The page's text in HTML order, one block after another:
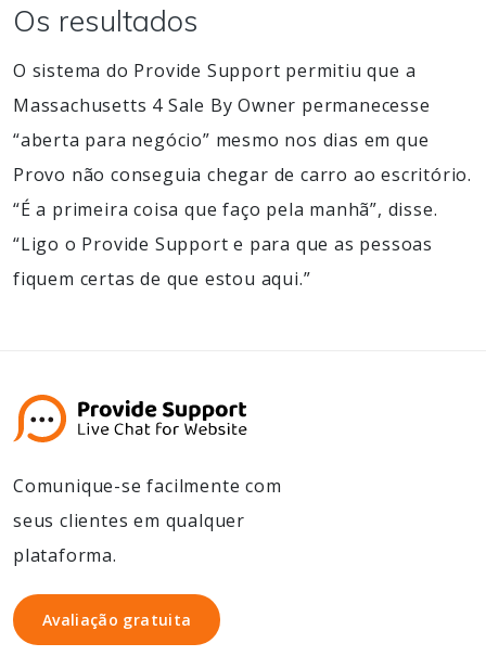
Os resultados
O sistema do Provide Support permitiu que a
Massachusetts 4 Sale By Owner permanecesse
“aberta para negócio” mesmo nos dias em que
Provo não conseguia chegar de carro ao escritório.
“É a primeira coisa que faço pela manhã”, disse.
“Ligo o Provide Support e para que as pessoas
fiquem certas de que estou aqui.”
Comunique-se facilmente com
seus clientes em qualquer
plataforma.
Avaliação gratuita
Avaliação gratuita